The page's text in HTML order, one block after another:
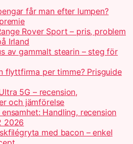
får man efter lumpen?
Rover Sport – pris, problem
Irland
av gammalt stearin – steg för
flyttfirma per timme? Prisguide
5G – recension,
och jämförelse
Handling, recension
2026
med bacon – enkel